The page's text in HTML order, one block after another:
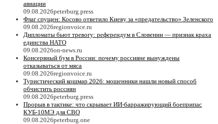
авиации
09.08.2026peterburg.press
Флаг спущен: Косово ответило Киеву за «предательство» Зеленского
09.08.2026regionvoice.ru
Дипломаты бьют тревогу: референдум в Словении — признак краха
единства НАТО
09.08.2026on-news.ru
Консервный бум в России: почему россияне вынуждены
отказываться от мяса
09.08.2026regionvoice.ru
Туристический кошмар 2026: мошенники нашли новый способ
обчистить россиян
09.08.2026peterburg.press
Прорыв в тактике: что скрывает ИИ-барражирующий боеприпас
КУБ-10МЭ для СВО
09.08.2026peterburg.one